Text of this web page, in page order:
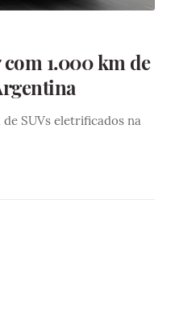
1.000 km de
SUVs eletrificados na